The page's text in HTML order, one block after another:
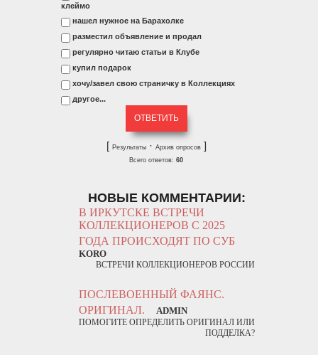
клеймо
нашел нужное на Барахолке
разместил объявление и продал
регулярно читаю статьи в Клубе
купил подарок
хочу/завел свою страничку в Коллекциях
другое...
[ Результаты· Архив опросов]
Всего ответов: 60
НОВЫЕ КОММЕНТАРИИ:
В ИРКУТСКЕ ВСТРЕЧИ
КОЛЛЕКЦИОНЕРОВ С 2025
ГОДА ПРОИСХОДЯТ ПО СУБ
KORO
ВСТРЕЧИ КОЛЛЕКЦИОНЕРОВ РОССИИ
ПОСЛЕВОЕННЫЙ ФАЯНС.
ОРИГИНАЛ.
ADMIN
ПОМОГИТЕ ОПРЕДЕЛИТЬ ОРИГИНАЛ ИЛИ
ПОДДЕЛКА?